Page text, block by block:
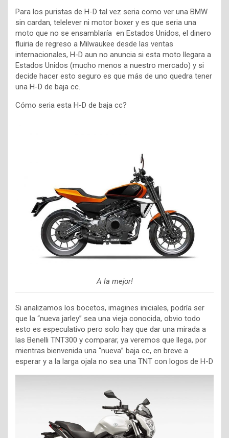
Para los puristas de H-D tal vez seria como ver una BMW
sin cardan, telelever ni motor boxer y es que seria una
moto que no se ensamblaría en Estados Unidos, el dinero
fluiria de regreso a Milwaukee desde las ventas
internacionales, H-D aun no anuncia si esta moto llegara a
Estados Unidos (mucho menos a nuestro mercado) y si
decide hacer esto seguro es que más de uno quedra tener
una H-D de baja cc.
Cómo seria esta H-D de baja cc?
A la mejor!
Si analizamos los bocetos, imagines iniciales, podría ser
que la “nueva jarley” sea una vieja conocida, obvio todo
esto es especulativo pero solo hay que dar una mirada a
las Benelli TNT300 y comparar, ya veremos que llega, por
mientras bienvenida una “nueva” baja cc, en breve a
esperar y a la larga ojala no sea una TNT con logos de H-D